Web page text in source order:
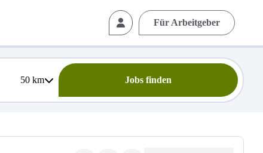
Für Arbeitgeber
50km Jobs finden